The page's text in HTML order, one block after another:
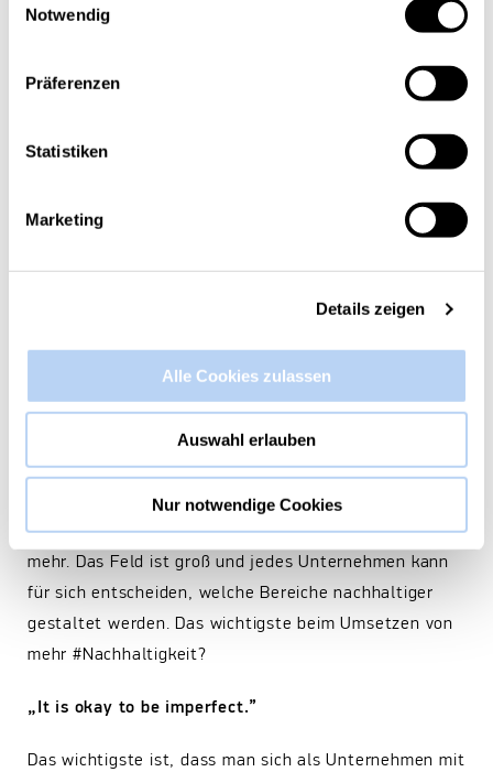
Notwendig
Präferenzen
Statistiken
Marketing
Details zeigen
Alle Cookies zulassen
Auswahl erlauben
Nur notwendige Cookies
Wie können Unternehmen Nachhaltigkeit
umsetzen?
Es gibt viele Möglichkeiten für Unternehmen,
Nachhaltigkeit umzusetzen. Seien es transparente
Lieferketten und faire Löhne, das Nutzen von
nachhaltigen Rohstoffen, diverses Personal, das
Vernetzen mit ähnlichen Unternehmen und vieles
mehr. Das Feld ist groß und jedes Unternehmen kann
für sich entscheiden, welche Bereiche nachhaltiger
gestaltet werden. Das wichtigste beim Umsetzen von
mehr #Nachhaltigkeit?
„It is okay to be imperfect.”
Das wichtigste ist, dass man sich als Unternehmen mit